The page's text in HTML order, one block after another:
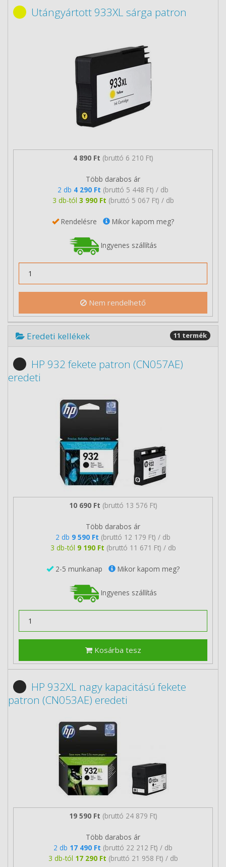
Utángyártott 933XL sárga patron
4 890 Ft (bruttó 6 210 Ft)
Több darabos ár
2 db 4 290 Ft (bruttó 5 448 Ft) / db
3 db-tól 3 990 Ft (bruttó 5 067 Ft) / db
Rendelésre Mikor kapom meg?
Ingyenes szállítás
Nem rendelhető
Eredeti kellékek 11 termék
HP 932 fekete patron (CN057AE)
eredeti
10 690 Ft (bruttó 13 576 Ft)
Több darabos ár
2 db 9 590 Ft (bruttó 12 179 Ft) / db
3 db-tól 9 190 Ft (bruttó 11 671 Ft) / db
2-5 munkanap Mikor kapom meg?
Ingyenes szállítás
Kosárba tesz
HP 932XL nagy kapacitású fekete
patron (CN053AE) eredeti
19 590 Ft (bruttó 24 879 Ft)
Több darabos ár
2 db 17 490 Ft (bruttó 22 212 Ft) / db
3 db-tól 17 290 Ft (bruttó 21 958 Ft) / db